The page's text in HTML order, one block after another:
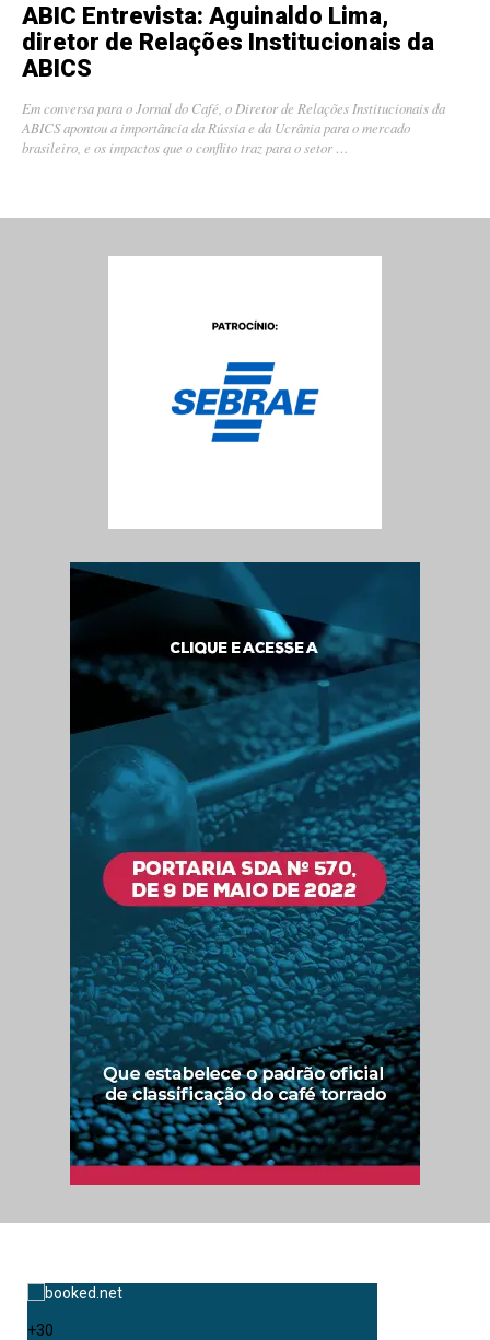
+30
ABIC Entrevista: Aguinaldo Lima,
diretor de Relações Institucionais da
ABICS
Em conversa para o Jornal do Café, o Diretor de Relações Institucionais da
ABICS apontou a importância da Rússia e da Ucrânia para o mercado
brasileiro, e os impactos que o conflito traz para o setor …